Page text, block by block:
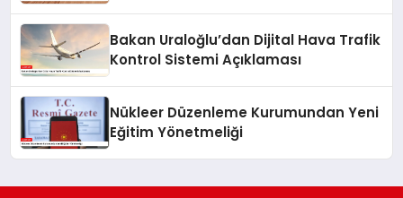
Bakan Uraloğlu’dan Dijital Hava Trafik
Kontrol Sistemi Açıklaması
Nükleer Düzenleme Kurumundan Yeni
Eğitim Yönetmeliği